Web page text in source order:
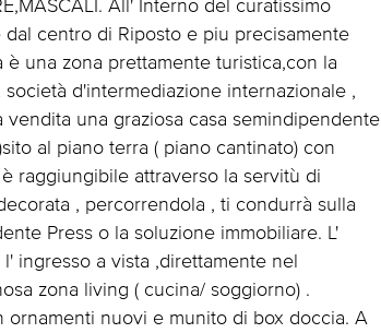
All' Interno del curatissimo
centro di Riposto e piu precisamente
è una zona prettamente turistica,con la
d'intermediazione internazionale ,
una graziosa casa semindipendente
al piano terra ( piano cantinato) con
raggiungibile attraverso la servitù di
, percorrendola , ti condurrà sulla
Press o la soluzione immobiliare. L'
ingresso a vista ,direttamente nel
zona living ( cucina/ soggiorno) .
nuovi e munito di box doccia. A